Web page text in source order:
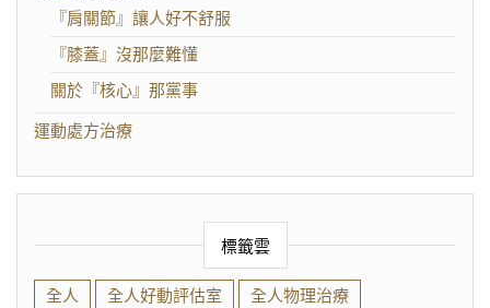
『肩關節』讓人好不舒服
『膝蓋』沒那麼難懂
關於『核心』那黨事
運動處方治療
標籤雲
全人 全人好動評估室 全人物理治療